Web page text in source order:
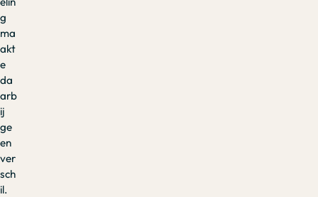
g
ma
akt
e
da
arb
ij
ge
en
ver
sch
il.